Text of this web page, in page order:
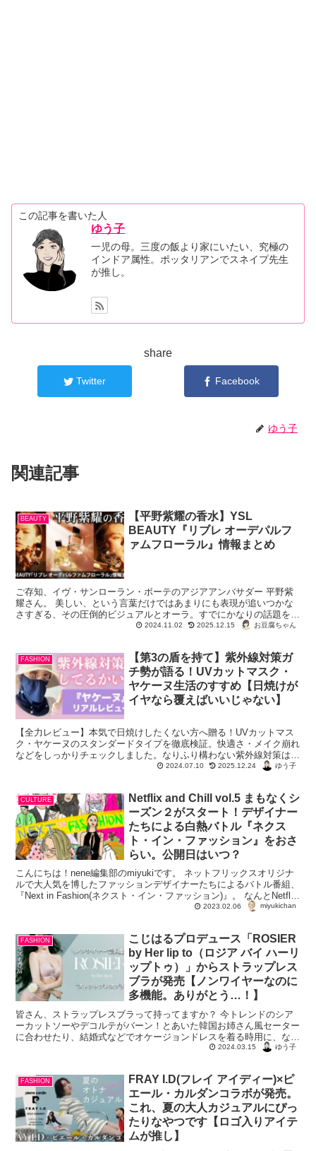
この記事を書いた人
ゆう子
一児の母。三度の飯より家にいたい、究極の
インドア属性。ポッタリアンでスネイプ先生
が推し。
share
Twitter Facebook
ゆう子
関連記事
BEAUTY
【平野紫耀の香水】YSL
BEAUTY『リブレ オーデパルフ
ァムフローラル』情報まとめ
ご存知、イヴ・サンローラン・ボーテのアジアアンバサダー 平野紫
耀さん。 美しい、という言葉だけではあまりにも表現が追いつかな
さすぎる、その圧倒的ビジュアルとオーラ。すでにかなりの話題を呼
んでいます。 PR TIMESより ...2024.11.02 2025.12.15 お豆腐ちゃん
FASHION
【第3の盾を持て】紫外線対策ガ
チ勢が語る！UVカットマスク・
ヤケーヌ生活のすすめ【日焼けが
イヤなら覆えばいいじゃない】
【全力レビュー】本気で日焼けしたくない方へ贈る！UVカットマス
ク・ヤケーヌのスタンダードタイプを徹底検証。快適さ・メイク崩れ
などをしっかりチェックしました。なりふり構わない紫外線対策はこ
2024.07.10 2025.12.24 ゆう子
CULTURE
Netflix and Chill vol.5 まもなくシ
ーズン２がスタート！デザイナー
たちによる白熱バトル『ネクス
ト・イン・ファッション』をおさ
らい。公開日はいつ？
こんにちは！nene編集部のmiyukiです。 ネットフリックスオリジナ
ルで大人気を博したファッションデザイナーたちによるバトル番組、
『Next in Fashion(ネクスト・イン・ファッション)』。 なんとNetflix
2023.02.06 miyukichan
FASHION
こじはるプロデュース「ROSIER
by Her lip to（ロジア バイ ハーリ
ップトゥ）」からストラップレス
ブラが発売【ノンワイヤーなのに
多機能。ありがとう…！】
皆さん、ストラップレスブラって持ってますか？ 今トレンドのシア
ーカットソーやデコルテがバーン！とあいた韓国お姉さん風セーター
に合わせたり、結婚式などでオケージョンドレスを着る時用に、など
などかなり重宝するアイテムだと思うんです。 ...2024.03.15 ゆう子
FASHION
FRAY I.D(フレイ アイディー)×ピ
エール・カルダンコラボが発売。
これ、夏の大人カジュアルにぴっ
たりなやつです【ロゴ入りアイテ
ムが推し】